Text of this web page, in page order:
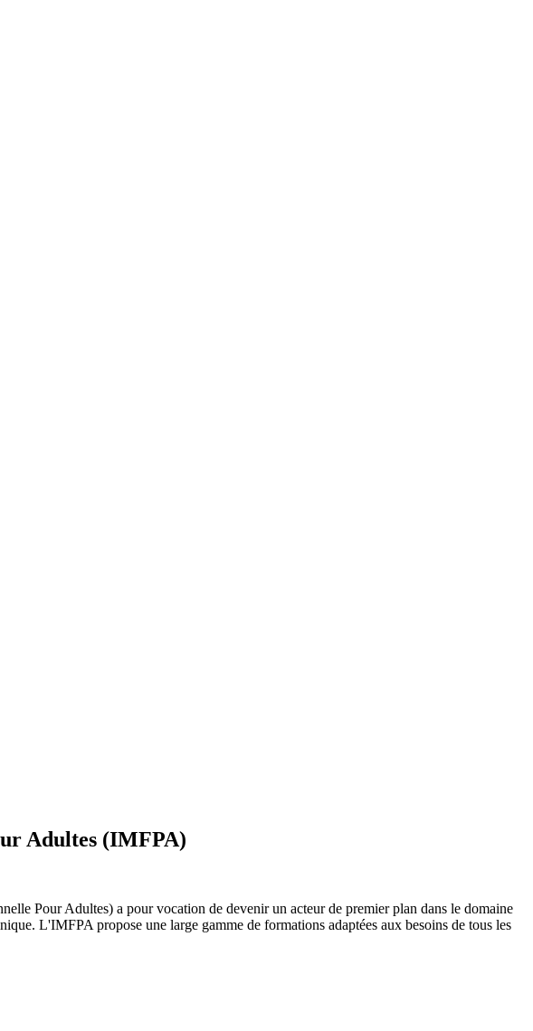
Adultes (IMFPA)
Pour Adultes) a pour vocation de devenir un acteur de premier plan dans le domaine
L'IMFPA propose une large gamme de formations adaptées aux besoins de tous les